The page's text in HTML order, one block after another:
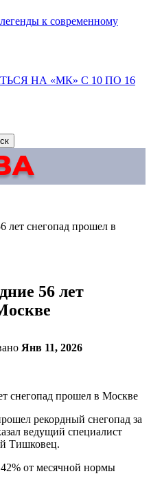
к современному
НА «МК» С 10 ПО 16
лет снегопад прошел в
56 лет
Янв 11, 2026
рекордный снегопад за
ведущий специалист
Тишковец.
от месячной нормы